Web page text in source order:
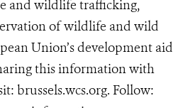
and wildlife trafficking,
of wildlife and wild
Union’s development aid
this information with
brussels.wcs.org. Follow: